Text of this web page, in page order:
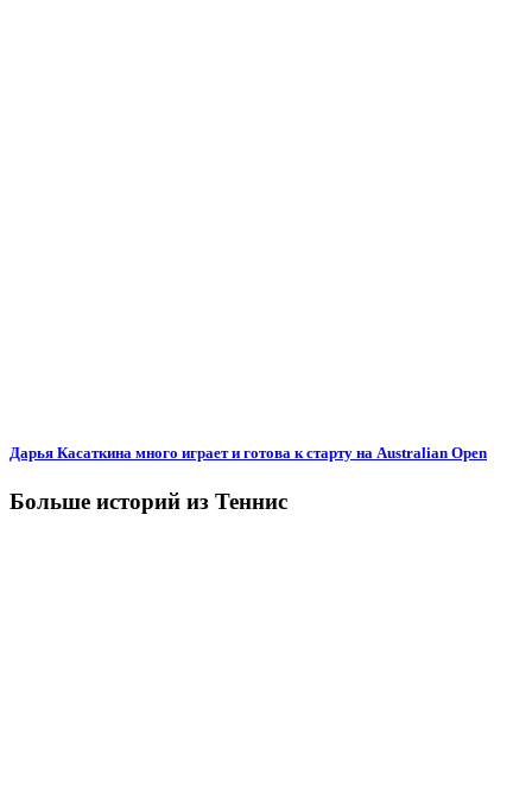
Дарья Касаткина много играет и готова к старту на Australian Open
Больше историй из Теннис